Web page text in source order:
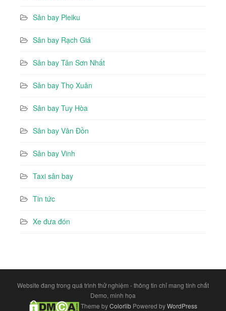
Sân bay Pleiku
Sân bay Rạch Giá
Sân bay Tân Sơn Nhất
Sân bay Thọ Xuân
Sân bay Tuy Hòa
Sân bay Vân Đồn
Sân bay Vinh
Taxi sân bay
Tin tức
Xe đưa đón
Website đang trong quá trình thử nghiệm - thông tin chỉ mang tính chất
Demo, minh họa
Theme byColorlibPowered byWordPress